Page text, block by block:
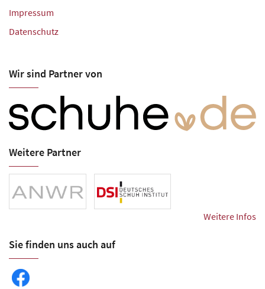
Impressum
Datenschutz
Wir sind Partner von
Weitere Partner
Weitere Infos
Sie finden uns auch auf